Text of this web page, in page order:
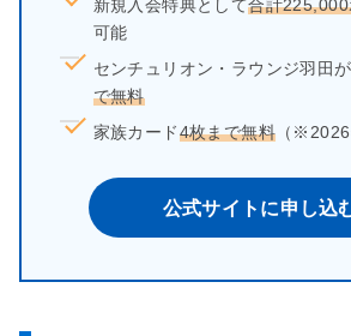
新規入会特典として合計
可能
センチュリオン・ラウンジ羽田が
で無料
家族カード 4枚まで無料 （※2026
公式サイトに申し込